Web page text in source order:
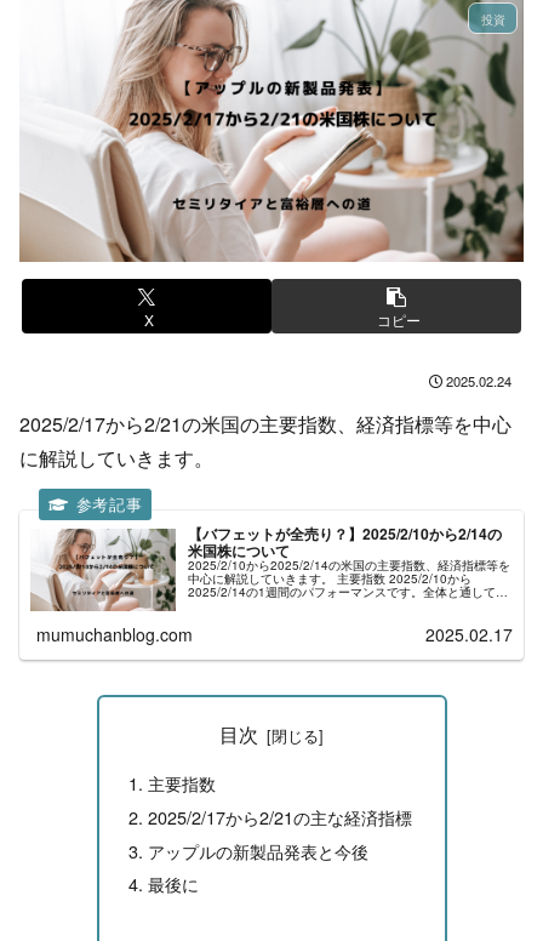
投資
X コピー
2025.02.24
2025/2/17から2/21の米国の主要指数、経済指標等を中心
に解説していきます。
【バフェットが全売り？】2025/2/10から2/14の
米国株について
2025/2/10から2025/2/14の米国の主要指数、経済指標等を
中心に解説していきます。 主要指数 2025/2/10から
2025/2/14の1週間のパフォーマンスです。全体と通してプ
mumuchanblog.com 2025.02.17
目次
主要指数
2025/2/17から2/21の主な経済指標
アップルの新製品発表と今後
最後に